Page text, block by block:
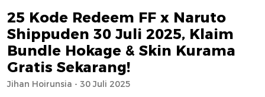
25 Kode Redeem FF x Naruto
Shippuden 30 Juli 2025, Klaim
Bundle Hokage & Skin Kurama
Gratis Sekarang!
Jihan Hoirunsia - 30 Juli 2025